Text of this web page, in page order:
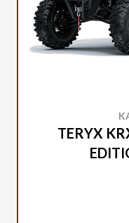
TERYX